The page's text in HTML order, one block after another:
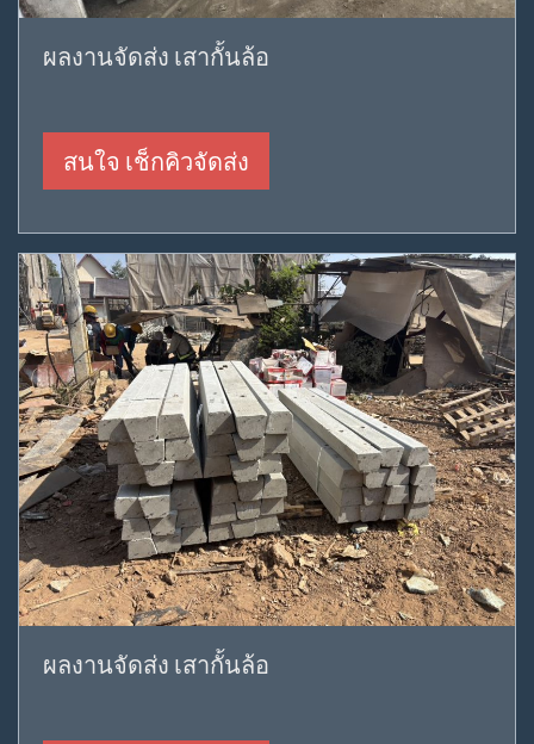
ผลงานจัดส่ง เสากั้นล้อ
สนใจ เช็กคิวจัดส่ง
ผลงานจัดส่ง เสากั้นล้อ